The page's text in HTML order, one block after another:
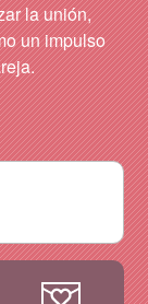
la unión,
un impulso